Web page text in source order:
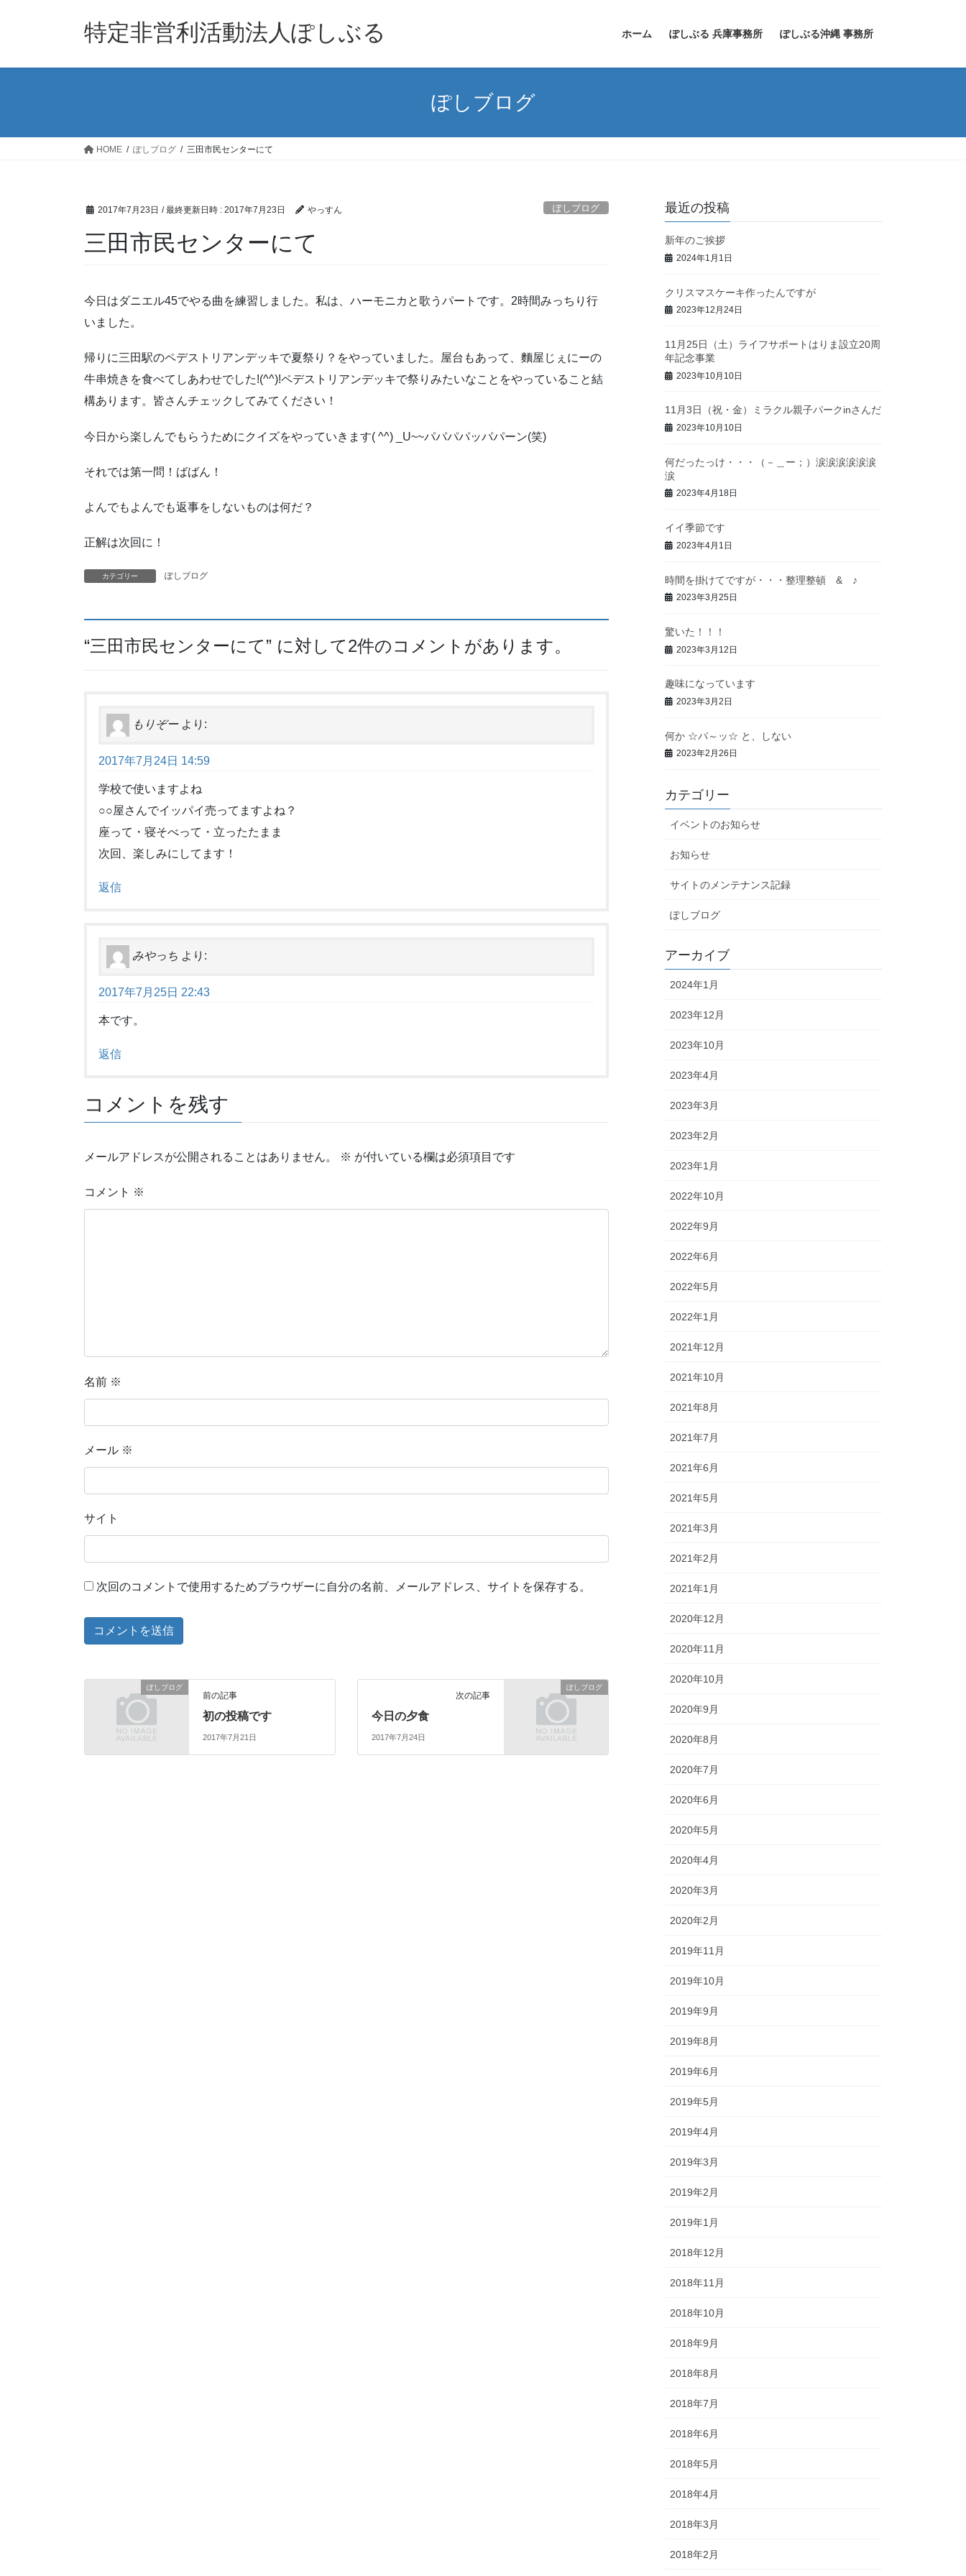
特定非営利活動法人ぽしぶる ホーム ぽしぶる 兵庫事務所 ぽしぶる沖縄 事務所
ぽしブログ
HOME ぽしブログ 三田市民センターにて
2017年7月23日 / 最終更新日時 : 2017年7月23日 やっすん ぽしブログ
三田市民センターにて
今日はダニエル45でやる曲を練習しました。私は、ハーモニカと歌うパートです。2時間みっちり行
いました。
帰りに三田駅のペデストリアンデッキで夏祭り？をやっていました。屋台もあって、麵屋じぇにーの
牛串焼きを食べてしあわせでした!(^^)!ペデストリアンデッキで祭りみたいなことをやっていること結
構あります。皆さんチェックしてみてください！
今日から楽しんでもらうためにクイズをやっていきます( ^^) _U~~パパパパッパパーン(笑)
それでは第一問！ばばん！
よんでもよんでも返事をしないものは何だ？
正解は次回に！
カテゴリー ぽしブログ
“三田市民センターにて” に対して2件のコメントがあります。
もりぞー より:
2017年7月24日 14:59
学校で使いますよね
○○屋さんでイッパイ売ってますよね？
座って・寝そべって・立ったたまま
次回、楽しみにしてます！
返信
みやっち より:
2017年7月25日 22:43
本です。
返信
コメントを残す
メールアドレスが公開されることはありません。 ※ が付いている欄は必須項目です
コメント ※
名前 ※
メール ※
サイト
次回のコメントで使用するためブラウザーに自分の名前、メールアドレス、サイトを保存する。
ぽしブログ
前の記事
初の投稿です
2017年7月21日
ぽしブログ
次の記事
今日の夕食
2017年7月24日
最近の投稿
新年のご挨拶
2024年1月1日
クリスマスケーキ作ったんですが
2023年12月24日
11月25日（土）ライフサポートはりま設立20周
年記念事業
2023年10月10日
11月3日（祝・金）ミラクル親子パークinさんだ
2023年10月10日
何だったっけ・・・（－＿ー；）涙涙涙涙涙涙
涙
2023年4月18日
イイ季節です
2023年4月1日
時間を掛けてですが・・・整理整頓 & ♪
2023年3月25日
驚いた！！！
2023年3月12日
趣味になっています
2023年3月2日
何か ☆パ～ッ☆ と、しない
2023年2月26日
カテゴリー
イベントのお知らせ
お知らせ
サイトのメンテナンス記録
ぽしブログ
アーカイブ
2024年1月
2023年12月
2023年10月
2023年4月
2023年3月
2023年2月
2023年1月
2022年10月
2022年9月
2022年6月
2022年5月
2022年1月
2021年12月
2021年10月
2021年8月
2021年7月
2021年6月
2021年5月
2021年3月
2021年2月
2021年1月
2020年12月
2020年11月
2020年10月
2020年9月
2020年8月
2020年7月
2020年6月
2020年5月
2020年4月
2020年3月
2020年2月
2019年11月
2019年10月
2019年9月
2019年8月
2019年6月
2019年5月
2019年4月
2019年3月
2019年2月
2019年1月
2018年12月
2018年11月
2018年10月
2018年9月
2018年8月
2018年7月
2018年6月
2018年5月
2018年4月
2018年3月
2018年2月